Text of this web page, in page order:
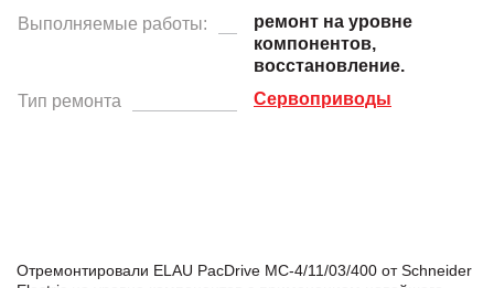
Выполняемые работы:
ремонт на уровне
компонентов,
восстановление.
Тип ремонта
Сервоприводы
Отремонтировали ELAU PacDrive MC-4/11/03/400 от Schneider